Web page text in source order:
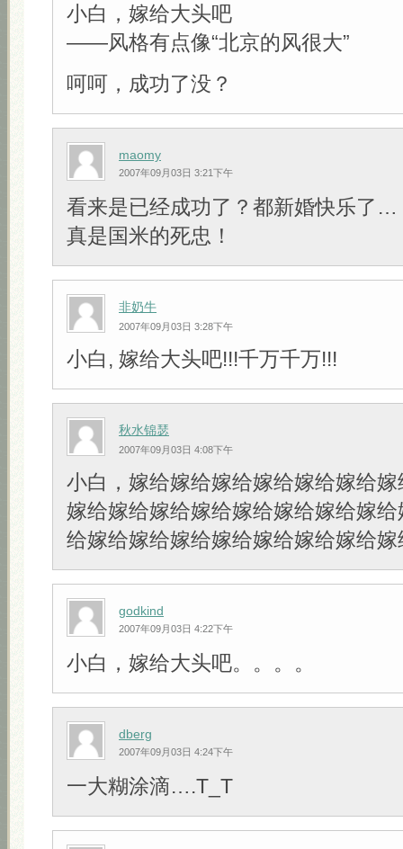
小白，嫁给大头吧
——风格有点像“北京的风很大”
呵呵，成功了没？
maomy
2007年09月03日 3:21下午
看来是已经成功了？都新婚快乐了…
真是国米的死忠！
非奶牛
2007年09月03日 3:28下午
小白, 嫁给大头吧!!!千万千万!!!
秋水锦瑟
2007年09月03日 4:08下午
小白，嫁给嫁给嫁给嫁给嫁给嫁给
嫁给嫁给嫁给嫁给嫁给嫁给嫁给嫁
给嫁给嫁给嫁给嫁给嫁给嫁给嫁给
godkind
2007年09月03日 4:22下午
小白，嫁给大头吧。。。。
dberg
2007年09月03日 4:24下午
一大糊涂滴….T_T